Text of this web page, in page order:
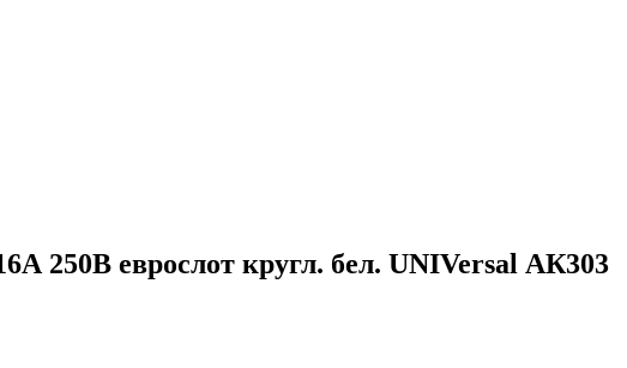
250В еврослот кругл. бел. UNIVersal АК303